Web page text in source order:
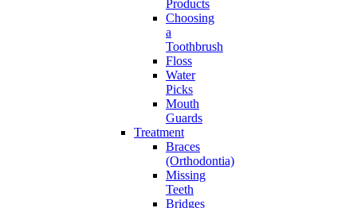
Products
Choosing
a
Toothbrush
Floss
Water
Picks
Mouth
Guards
Treatment
Braces
(Orthodontia)
Missing
Teeth
Bridges